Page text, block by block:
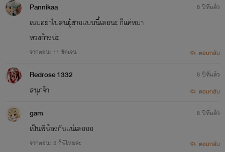
Pannikaa
เนมอย่าไปสนผู้ชายแบบนี้เลย​นะ​ ก็แค่หมา
หวงก้างน่ะ
จากตอน: 11 ชัดเจน
8 ปีที่แล้ว
ตอบกลับ
Redrose 1332
สนุกจ้า
8 ปีที่แล้ว
ตอบกลับ
gam
เป็นพี่น้องกันแน่เลยยย
จากตอน: 5 ก็พี่ไหมล่ะ
8 ปีที่แล้ว
ตอบกลับ